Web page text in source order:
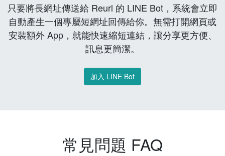
只要將長網址傳送給 Reurl 的 LINE Bot，系統會立即
自動產生一個專屬短網址回傳給你。無需打開網頁或
安裝額外 App，就能快速縮短連結，讓分享更方便、
訊息更簡潔。
加入 LINE Bot
常見問題 FAQ